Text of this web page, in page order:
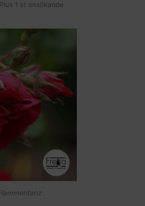
Plus 1 st ansökande